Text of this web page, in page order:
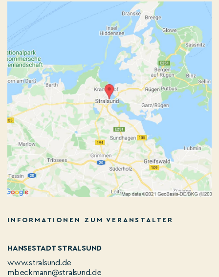
INFORMATIONEN ZUM VERANSTALTER
HANSESTADT STRALSUND
www.stralsund.de
mbeckmann@stralsund.de